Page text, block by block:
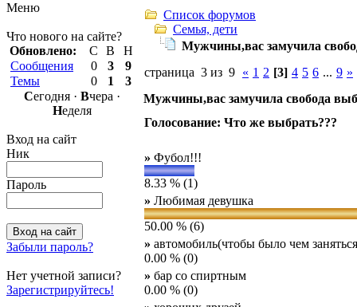
Меню
Что нового на сайте?
Обновлено:
С В
Н
Сообщения
0 3
9
Темы
0 1
3
Сегодня · Вчера ·
Неделя
Вход на сайт
Ник
Пароль
Забыли пароль?
Нет учетной записи?
Зарегистрируйтесь!
Список форумов
Семья, дети
Мужчины,вас замучила
страница 3 из 9 « 1 2 [3] 4 5 6 ... 9 »
Мужчины,вас замучила свобода
Голосование: Что же выбрать???
» Фубол!!!
8.33 % (1)
» Любимая девушка
50.00 % (6)
» автомобиль(чтобы было чем
0.00 % (0)
» бар со спиртным
0.00 % (0)